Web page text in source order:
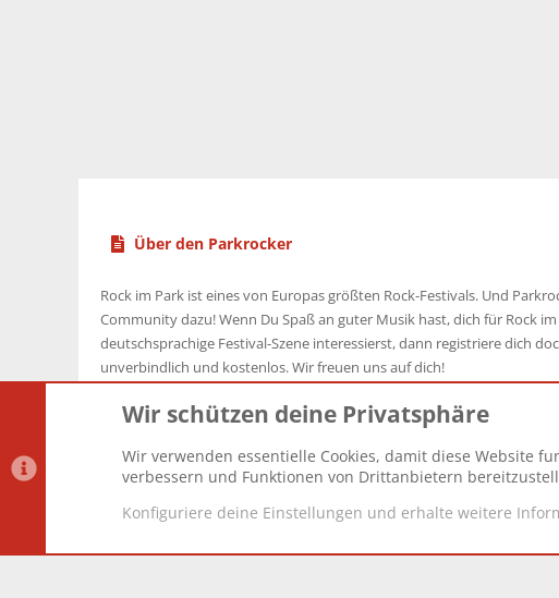
Über den Parkrocker
Rock im Park ist eines von Europas größten Rock-Festivals. Und
Community dazu! Wenn Du Spaß an guter Musik hast, dich für Rock
deutschsprachige Festival-Szene interessierst, dann registriere dich
unverbindlich und kostenlos. Wir freuen uns auf dich!
Datenschutz-Einstellungen PR Light Deutsch [Du]
Wir schützen deine Privatsphäre
Wir verwenden essentielle Cookies, damit diese Website
verbessern und Funktionen von Drittanbietern
Konfiguriere deine Einstellungen und erhalte weitere